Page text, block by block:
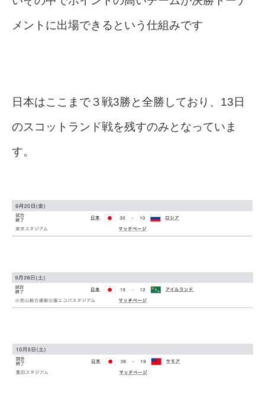
メントに出場できるという仕組みです
日本はここまで３戦3勝と全勝しており、13日
のスコットランド戦を残すのみとなっていま
す。